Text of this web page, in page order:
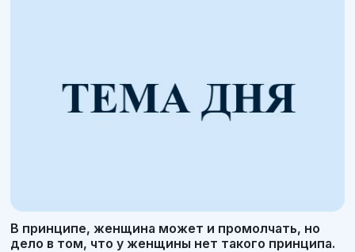
В принципе, женщина может и промолчать, но
дело в том, что у женщины нет такого принципа.